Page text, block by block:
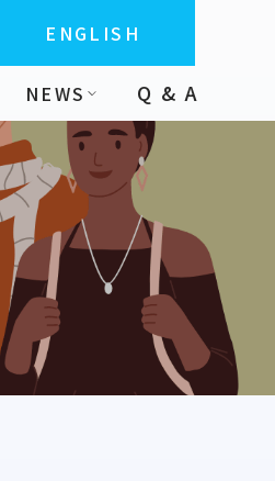
全站搜索ENGLISH
NEWS Q & A